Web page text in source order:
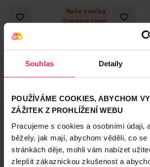
Souhlas Detaily
POUŽÍVÁME COOKIES, ABYCHOM
ZÁŽITEK Z PROHLÍŽENÍ WEBU
Pracujeme s cookies a osobními údaji,
běžely, jak mají, abychom věděli, co se
stránkách děje, mohli vám nabízet
zlepšit zákaznickou zkušenost a
Naše značka
Garance ceny
49,90 Kč
Do košíku
3,12 Kč/ ks
dostupné online